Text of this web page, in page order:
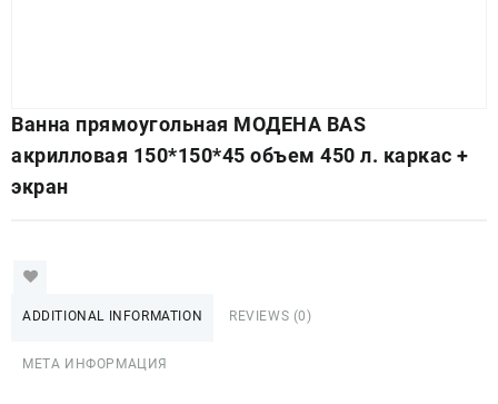
Ванна прямоугольная МОДЕНА BAS
акрилловая 150*150*45 объем 450 л. каркас +
экран
ADDITIONAL INFORMATION REVIEWS (0)
МЕТА ИНФОРМАЦИЯ